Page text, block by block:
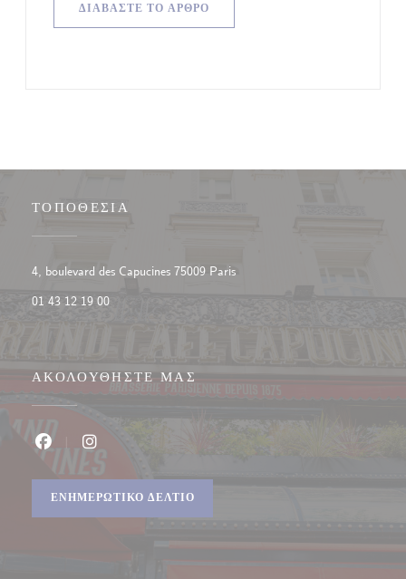
ΔΙΑΒΆΣΤΕ ΤΟ ΆΡΘΡΟ((ΑΝΟΊΓΕΙ ΣΕ ΝΈΟ ΠΑΡΆΘΥΡΟ))
ΤΟΠΟΘΕΣΊΑ
4, boulevard des Capucines 75009 Paris((ανοίγει σε νέο παράθυρο))
01 43 12 19 00
ΑΚΟΛΟΥΘΉΣΤΕ ΜΑΣ
Facebook ((ανοίγει σε νέο παράθυρο))
Instagram ((ανοίγει σε νέο παράθυρο))
ΕΝΗΜΕΡΩΤΙΚΌ ΔΕΛΤΊΟ